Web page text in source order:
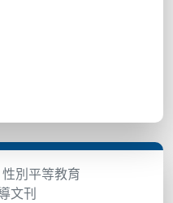
性別平等教育
文刊